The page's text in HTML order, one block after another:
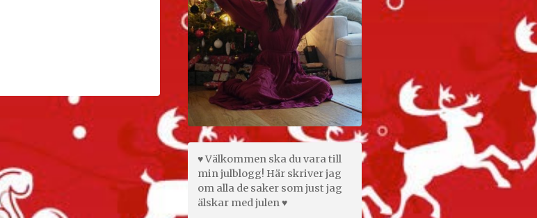
♥ Välkommen ska du vara till
min julblogg! Här skriver jag
om alla de saker som just jag
älskar med julen ♥